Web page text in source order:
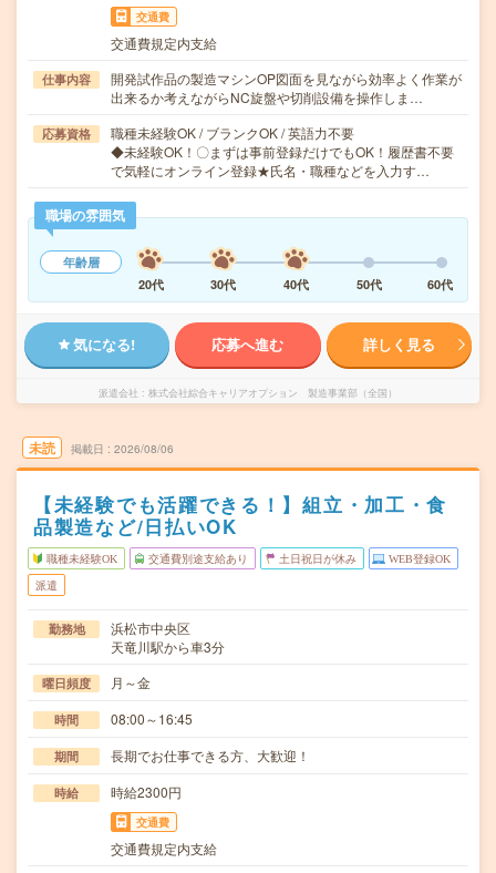
交通費
交通費規定内支給
仕事内容
開発試作品の製造マシンOP図面を見ながら効率よく作業が
出来るか考えながらNC旋盤や切削設備を操作しま…
応募資格
職種未経験OK / ブランクOK / 英語力不要
◆未経験OK！〇まずは事前登録だけでもOK！履歴書不要
で気軽にオンライン登録★氏名・職種などを入力す…
職場の雰囲気
年齢層
20代
30代 40代 50代 60代
気になる! 応募へ進む 詳しく見る
派遣会社 株式会社綜合キャリアオプション 製造事業部（全国）
未読 掲載日 2026/08/06
【未経験でも活躍できる！】組立・加工・食
品製造など/日払いOK
職種未経験OK 交通費別途支給あり 土日祝日が休み WEB登録OK
派遣
勤務地
浜松市中央区
天竜川駅から車3分
曜日頻度 月～金
時間 08:00～16:45
期間 長期でお仕事できる方、大歓迎！
時給 時給2300円
交通費
交通費規定内支給